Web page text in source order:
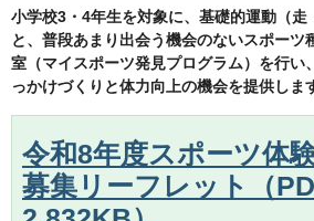
小学校3・4年生を対象に、基礎的運動（走
と、普段あまり出会う機会のないスポーツ
室（マイスポーツ発見プログラム）を行い
っかけづくりと体力向上の機会を提供しま
令和8年度スポーツ体
募集リーフレット（